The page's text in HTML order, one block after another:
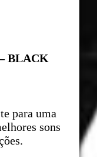
BLACK
para uma
sons